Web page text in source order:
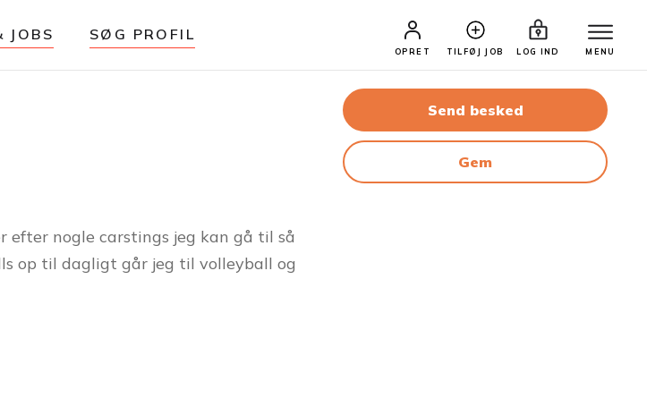
JOBS SØG PROFIL
OPRET TILFØJ JOB LOG IND MENU
efter nogle carstings jeg kan gå til så
op til dagligt går jeg til volleyball og
Send besked
Gem